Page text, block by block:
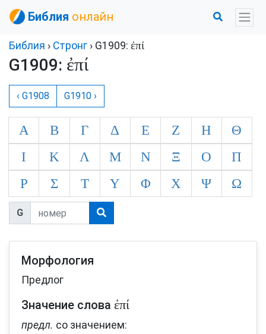
Библия онлайн
Библия › Стронг › G1909: ἐπί
G1909: ἐπί
‹ G1908 G1910 ›
Α Β Γ Δ Ε Ζ Η
Θ
Ι
Κ Λ Μ Ν Ξ Ο
Π
Ρ
Σ Τ Υ Φ Χ Ψ Ω
G
Морфология
Предлог
Значение слова ἐπί
предл. со значением: